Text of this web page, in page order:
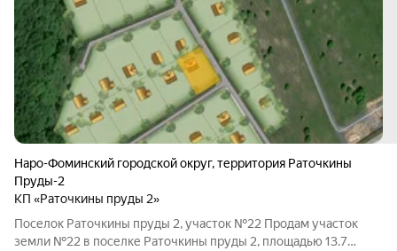
Наро-Фоминский городской округ,территория Раточкины
Пруды-2
КП «Раточкины пруды 2»
Поселок Раточкины пруды 2, участок №22 Продам участок
земли №22 в поселке Раточкины пруды 2, площадью 13.7